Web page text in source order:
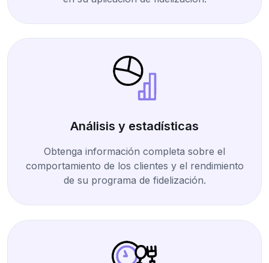
Análisis y estadísticas
Obtenga información completa sobre el
comportamiento de los clientes y el rendimiento
de su programa de fidelización.